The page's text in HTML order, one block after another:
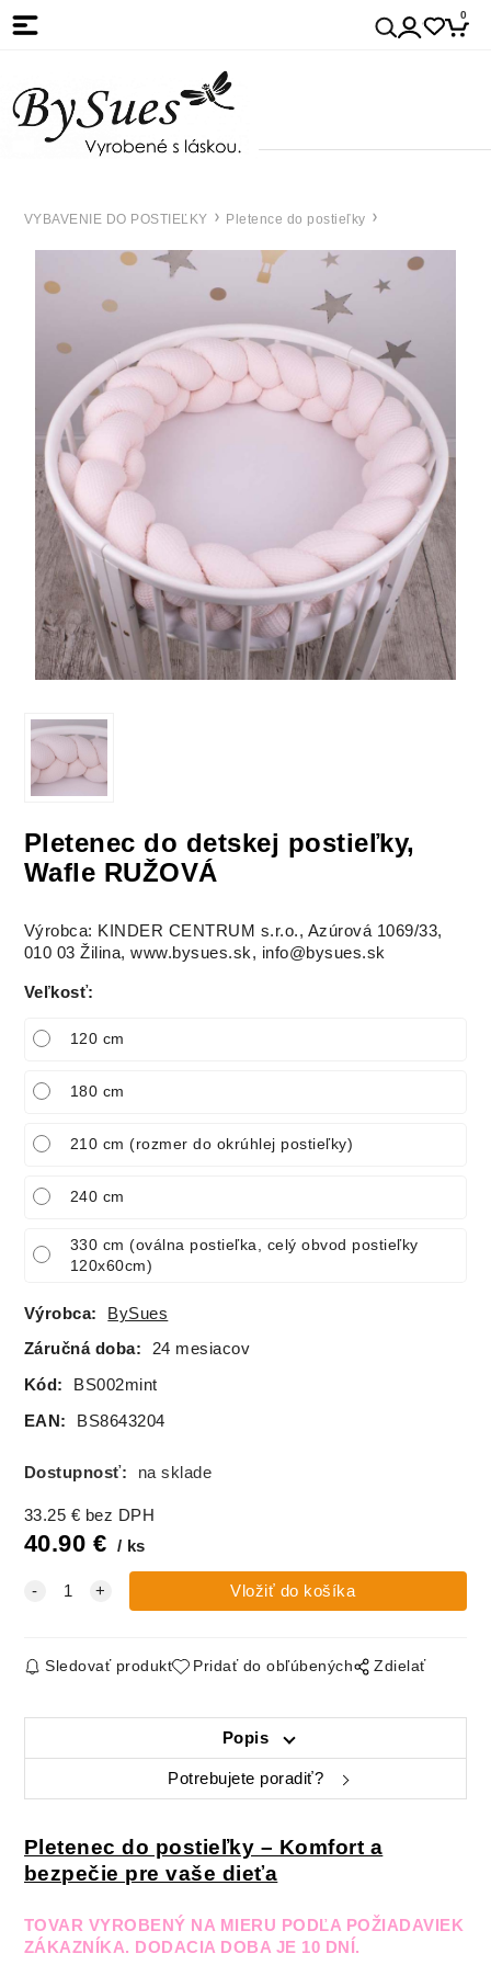
0
VYBAVENIE DO POSTIEĽKY Pletence do postieľky
Pletenec do detskej postieľky,
Wafle RUŽOVÁ
Výrobca: KINDER CENTRUM s.r.o., Azúrová 1069/33,
010 03 Žilina, www.bysues.sk, info@bysues.sk
Veľkosť:
120 cm
180 cm
210 cm (rozmer do okrúhlej postieľky)
240 cm
330 cm (oválna postieľka, celý obvod postieľky
120x60cm)
Výrobca: BySues
Záručná doba: 24 mesiacov
Kód: BS002mint
EAN: BS8643204
Dostupnosť: na sklade
33.25 € bez DPH
40.90 € ks
Sledovať produkt Pridať do obľúbených Zdielať
Popis
Potrebujete poradiť?
Pletenec do postieľky – Komfort a
bezpečie pre vaše dieťa
TOVAR VYROBENÝ NA MIERU PODĽA POŽIADAVIEK
ZÁKAZNÍKA. DODACIA DOBA JE 10 DNÍ.